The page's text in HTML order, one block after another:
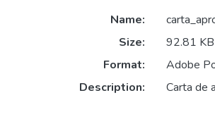
Name:
Size:
92.81 KB
Format:
Adobe
Description:
Carta de